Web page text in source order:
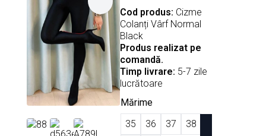
Cod produs: Cizme
Colanți Vârf Normal
Black
Produs realizat pe
comandă.
Timp livrare: 5-7 zile
lucrătoare
Mărime
35
36 37
38